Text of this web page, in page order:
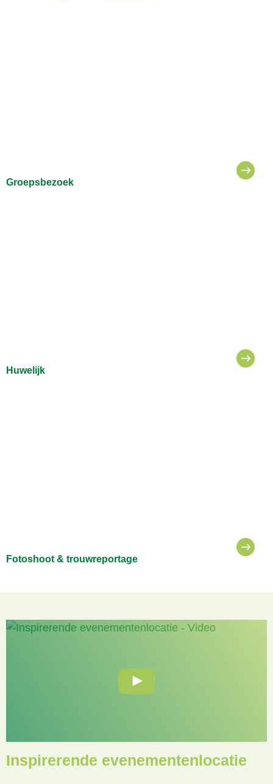
Groepsbezoek
Huwelijk
Fotoshoot & trouwreportage
Inspirerende evenementenlocatie